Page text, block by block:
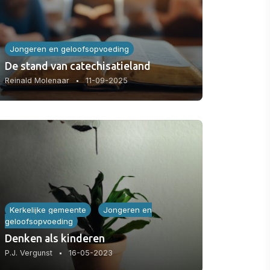
Jongeren en geloofsopvoeding
De stand van catechisatieland
Reinald Molenaar 11-09-2025
Kerkelijke gemeente
Jongeren en
geloofsopvoeding
Denken als kinderen
P.J. Vergunst 16-05-2023